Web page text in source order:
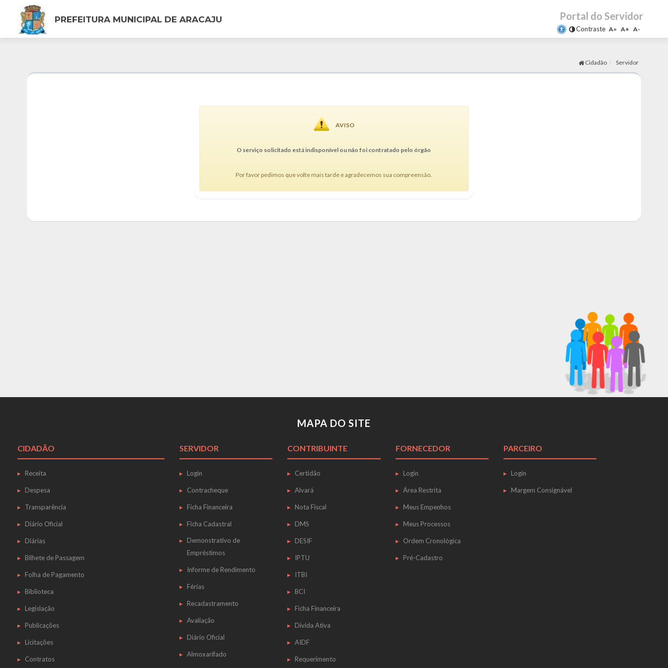
PREFEITURA MUNICIPAL DE ARACAJU Portal do Servidor
Contraste A= A+ A-
Cidadão Servidor
AVISO
O serviço solicitado está indisponível ou não foi contratado pelo órgão
Por favor pedimos que volte mais tarde e agradecemos sua compreensão.
MAPA DO SITE
CIDADÃO
Receita
Despesa
Transparência
Diário Oficial
Diárias
Bilhete de Passagem
Folha de Pagamento
Biblioteca
Legislação
Publicações
Licitações
Contratos
SERVIDOR
Login
Contracheque
Ficha Financeira
Ficha Cadastral
Demonstrativo de
Empréstimos
Informe de Rendimento
Férias
Recadastramento
Avaliação
Diário Oficial
Almoxarifado
CONTRIBUINTE
Certidão
Alvará
Nota Fiscal
DMS
DESIF
IPTU
ITBI
BCI
Ficha Financeira
Dívida Ativa
AIDF
Requerimento
FORNECEDOR
Login
Área Restrita
Meus Empenhos
Meus Processos
Ordem Cronológica
Pré-Cadastro
PARCEIRO
Login
Margem Consignável